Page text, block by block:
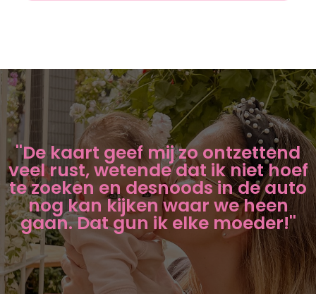
''De kaart geef mij zo ontzettend
veel rust, wetende dat ik niet hoef
te zoeken en desnoods in de auto
nog kan kijken waar we heen
gaan. Dat gun ik elke moeder!''